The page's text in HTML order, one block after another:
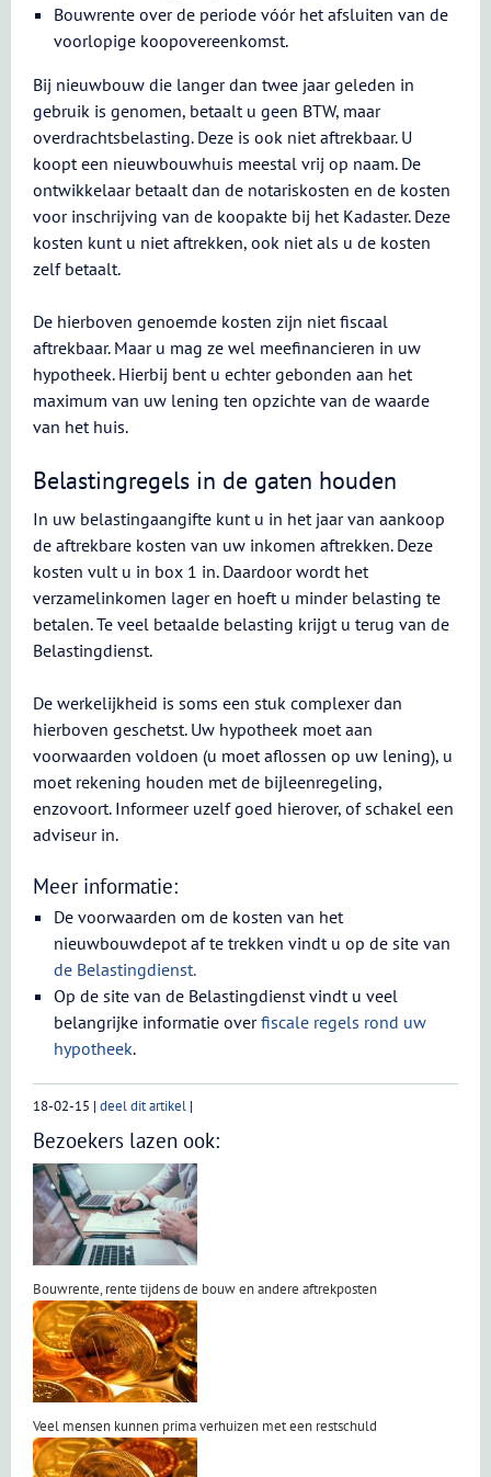
Bouwrente over de periode vóór het afsluiten van de
voorlopige koopovereenkomst.
Bij nieuwbouw die langer dan twee jaar geleden in
gebruik is genomen, betaalt u geen BTW, maar
overdrachtsbelasting. Deze is ook niet aftrekbaar. U
koopt een nieuwbouwhuis meestal vrij op naam. De
ontwikkelaar betaalt dan de notariskosten en de kosten
voor inschrijving van de koopakte bij het Kadaster. Deze
kosten kunt u niet aftrekken, ook niet als u de kosten
zelf betaalt.
De hierboven genoemde kosten zijn niet fiscaal
aftrekbaar. Maar u mag ze wel meefinancieren in uw
hypotheek. Hierbij bent u echter gebonden aan het
maximum van uw lening ten opzichte van de waarde
van het huis.
Belastingregels in de gaten houden
In uw belastingaangifte kunt u in het jaar van aankoop
de aftrekbare kosten van uw inkomen aftrekken. Deze
kosten vult u in box 1 in. Daardoor wordt het
verzamelinkomen lager en hoeft u minder belasting te
betalen. Te veel betaalde belasting krijgt u terug van de
Belastingdienst.
De werkelijkheid is soms een stuk complexer dan
hierboven geschetst. Uw hypotheek moet aan
voorwaarden voldoen (u moet aflossen op uw lening), u
moet rekening houden met de bijleenregeling,
enzovoort. Informeer uzelf goed hierover, of schakel een
adviseur in.
Meer informatie:
De voorwaarden om de kosten van het
nieuwbouwdepot af te trekken vindt u op de site van
de Belastingdienst.
Op de site van de Belastingdienst vindt u veel
belangrijke informatie overfiscale regels rond uw
hypotheek.
18-02-15 | deel dit artikel |
Bezoekers lazen ook:
Bouwrente, rente tijdens de bouw en andere aftrekposten
Veel mensen kunnen prima verhuizen met een restschuld